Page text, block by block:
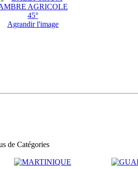
Agrandir l'image
de Catégories